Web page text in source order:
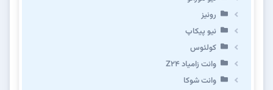
رونیز
نیو پیکاپ
كولئوس
وانت زامیاد Z24
وانت شوکا